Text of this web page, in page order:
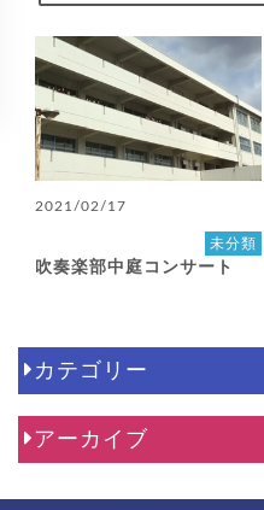
2021/02/17
未分類
吹奏楽部中庭コンサート
カテゴリー
アーカイブ